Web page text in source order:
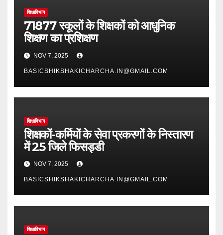
शिक्षाविभाग
71877 स्कूलों के शिक्षकों को आधुनिक
शिक्षण का प्रशिक्षण
NOV 7, 2025
BASICSHIKSHAKICHARCHA.IN@GMAIL.COM
शिक्षाविभाग
शिक्षकों-कर्मियों के सेवा प्रकरणों के निस्तारण
में 25 जिले फिसड्डी
NOV 7, 2025
BASICSHIKSHAKICHARCHA.IN@GMAIL.COM
शिक्षाविभाग